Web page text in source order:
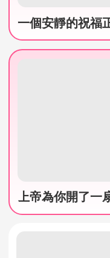
一個安靜的祝福
上帝為你開了一